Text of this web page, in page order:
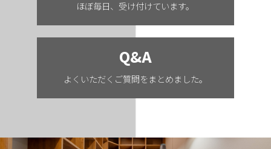
ほぼ毎日、受け付けています。
Q&A
よくいただくご質問をまとめました。